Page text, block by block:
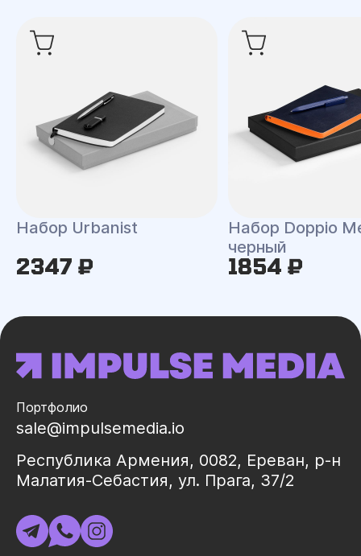
Набор Urbanist
2347 ₽
Набор Doppio
черный
1854 ₽
Портфолио
sale@impulsemedia.io
Республика Армения, 0082, Ереван, р-н
Малатия-Себастия, ул. Прага, 37/2